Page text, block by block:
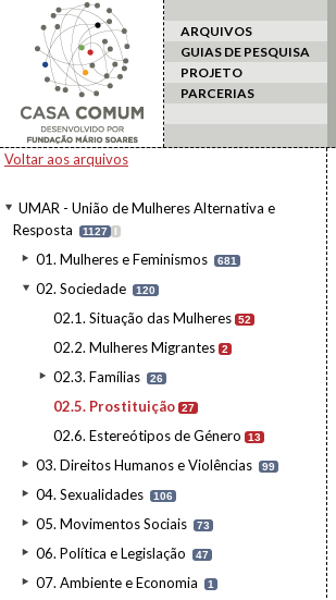
ARQUIVOS
GUIAS DE PESQUISA
PROJETO
PARCERIAS
Voltar aos arquivos
UMAR - União de Mulheres Alternativa e
Resposta
1127 I
01. Mulheres e Feminismos 681
02. Sociedade 120
02.1. Situação das Mulheres 52
02.2. Mulheres Migrantes 2
02.3. Famílias 26
02.5. Prostituição 27
02.6. Estereótipos de Género 13
03. Direitos Humanos e Violências 99
04. Sexualidades 106
05. Movimentos Sociais 73
06. Política e Legislação 47
07. Ambiente e Economia 1